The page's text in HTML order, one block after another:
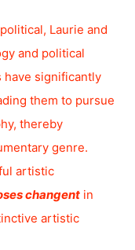
Laurie and
and political
have significantly
them to pursue
thereby
genre.
artistic
changent in
artistic